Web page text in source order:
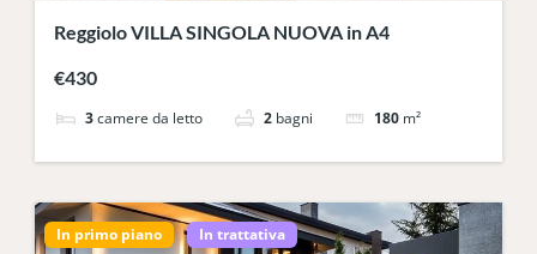
Reggiolo VILLA SINGOLA NUOVA in A4
€430
3 camere da letto 2 bagni 180 m²
In primo piano In trattativa